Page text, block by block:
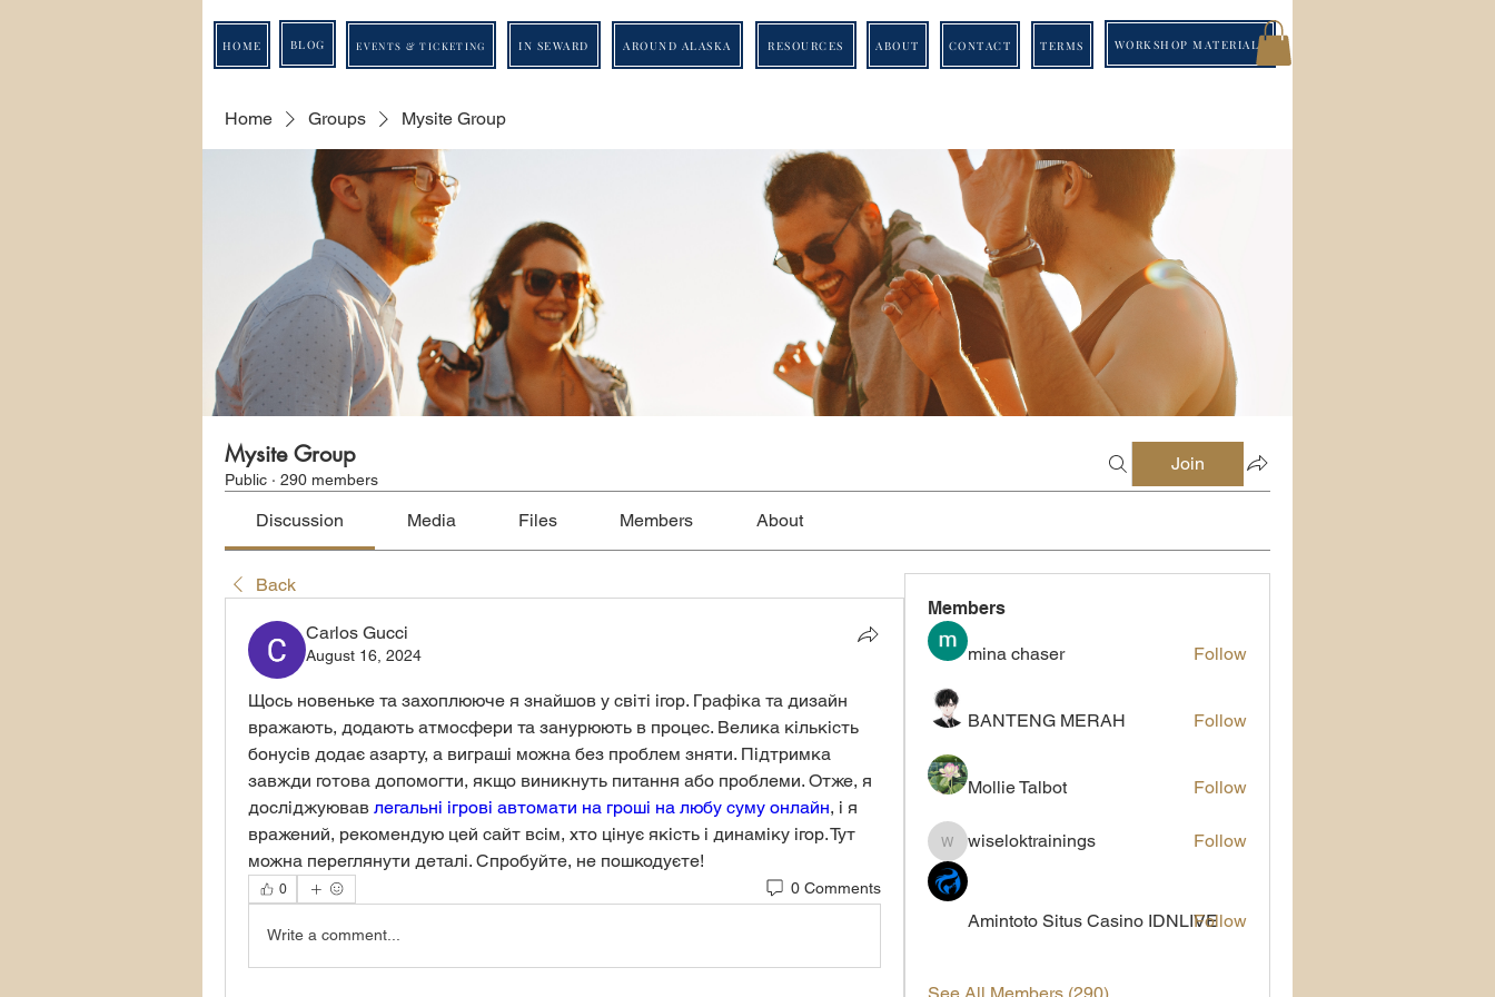
HOME BLOG EVENTS & TICKETING IN SEWARD AROUND ALASKA RESOURCES ABOUT CONTACT TERMS WORKSHOP MATERIALS
Home Groups Mysite Group
Mysite Group
Public · 290 members
Join
Discussion Media Files Members About
Back
Carlos Gucci
August 16, 2024
Щось новеньке та захоплююче я знайшов у світі ігор. Графіка та дизайн
вражають, додають атмосфери та занурюють в процес. Велика кількість
бонусів додає азарту, а виграші можна без проблем зняти. Підтримка
завжди готова допомогти, якщо виникнуть питання або проблеми. Отже, я
досліджуював легальні ігрові автомати на гроші на любу суму онлайн, і я
вражений, рекомендую цей сайт всім, хто цінує якість і динаміку ігор. Тут
можна переглянути деталі. Спробуйте, не пошкодуєте!
0 0 Comments
Write a comment...
Members
mina chaser Follow
BANTENG MERAH Follow
Mollie Talbot Follow
wiseloktrainings
wiseloktrainings Follow
Amintoto Situs Casino IDNLIVEFollow
See All Members (290)